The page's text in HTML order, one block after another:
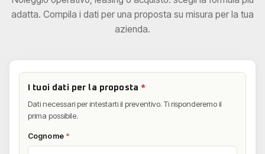
adatta. Compila i dati per una proposta su misura per la tua
azienda.
I tuoi dati per la proposta*
Dati necessari per intestarti il preventivo. Ti risponderemo il
prima possibile.
Cognome *